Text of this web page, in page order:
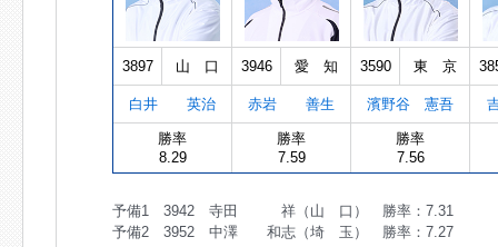
3897 山 口 3946 愛 知 3590 東 京
白井 英治 赤岩 善生 濱野谷 憲吾
勝率
8.29
勝率
7.59
勝率
7.56
予備1 3942 寺田 祥（山 口） 勝率：7.31
予備2 3952 中澤 和志（埼 玉） 勝率：7.27